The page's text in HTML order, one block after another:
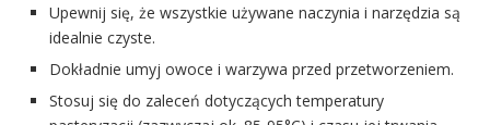
Upewnij się, że wszystkie używane naczynia i narzędzia są
idealnie czyste.
Dokładnie umyj owoce i warzywa przed przetworzeniem.
Stosuj się do zaleceń dotyczących temperatury